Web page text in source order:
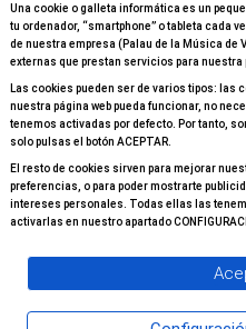
© 2026 Todos los derechos
Una cookie o galleta informática es un
tu ordenador, “smartphone” o tableta cada
de nuestra empresa (Palau de la Música de
externas que prestan servicios para nuestra
Las cookies pueden ser de varios tipos: las
nuestra página web pueda funcionar, no
tenemos activadas por defecto. Por tanto,
solo pulsas el botón ACEPTAR.
El resto de cookies sirven para mejorar
preferencias, o para poder mostrarte
intereses personales. Todas ellas las
activarlas en nuestro apartado